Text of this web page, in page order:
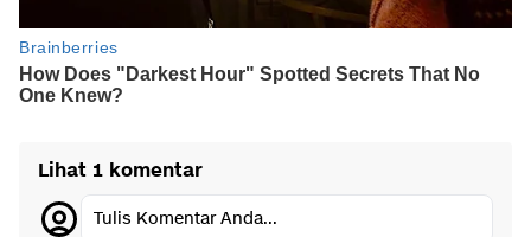
Lihat 1 komentar
Tulis Komentar Anda...